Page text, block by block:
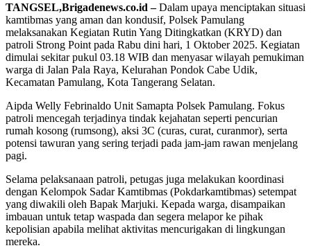
TANGSEL,Brigadenews.co.id –Dalam upaya menciptakan situasi
kamtibmas yang aman dan kondusif, Polsek Pamulang
melaksanakan Kegiatan Rutin Yang Ditingkatkan (KRYD) dan
patroli Strong Point pada Rabu dini hari, 1 Oktober 2025. Kegiatan
dimulai sekitar pukul 03.18 WIB dan menyasar wilayah pemukiman
warga di Jalan Pala Raya, Kelurahan Pondok Cabe Udik,
Kecamatan Pamulang, Kota Tangerang Selatan.
Aipda Welly Febrinaldo Unit Samapta Polsek Pamulang. Fokus
patroli mencegah terjadinya tindak kejahatan seperti pencurian
rumah kosong (rumsong), aksi 3C (curas, curat, curanmor), serta
potensi tawuran yang sering terjadi pada jam-jam rawan menjelang
pagi.
Selama pelaksanaan patroli, petugas juga melakukan koordinasi
dengan Kelompok Sadar Kamtibmas (Pokdarkamtibmas) setempat
yang diwakili oleh Bapak Marjuki. Kepada warga, disampaikan
imbauan untuk tetap waspada dan segera melapor ke pihak
kepolisian apabila melihat aktivitas mencurigakan di lingkungan
mereka.